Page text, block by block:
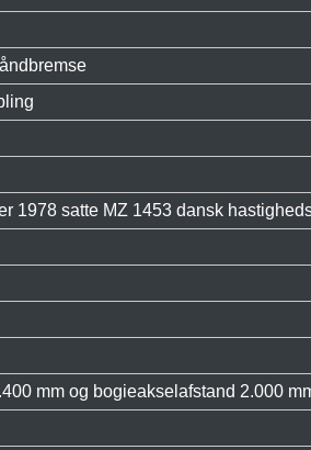
1978 satte MZ 1453 dansk
mm og bogieakselafstand 2.000